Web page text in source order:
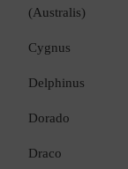
(Australis)
Cygnus
Delphinus
Dorado
Draco